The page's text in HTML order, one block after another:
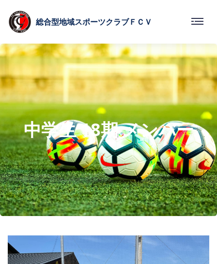
総合型地域スポーツクラブＦＣＶ
中学生 18期 メンバー